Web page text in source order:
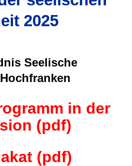
2025
Seelische
in der
(pdf)
(pdf)